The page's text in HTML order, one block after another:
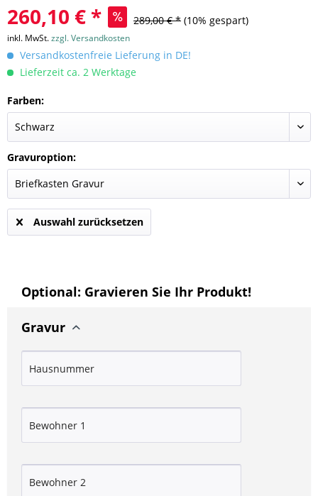
260,10 € * 289,00 € * (10% gespart)
inkl. MwSt.zzgl. Versandkosten
Versandkostenfreie Lieferung in DE!
Lieferzeit ca. 2 Werktage
Farben:
Gravuroption:
Auswahl zurücksetzen
Optional: Gravieren Sie Ihr Produkt!
Gravur